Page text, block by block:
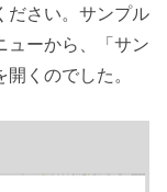
ださい。サンプル
ューから、「サン
くのでした。